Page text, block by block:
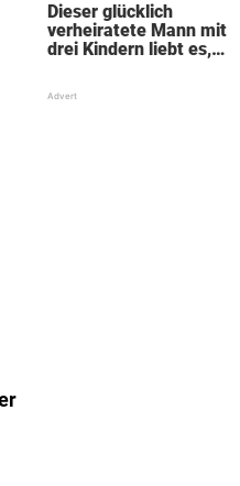
Dieser glücklich
verheiratete Mann mit
drei Kindern liebt es,